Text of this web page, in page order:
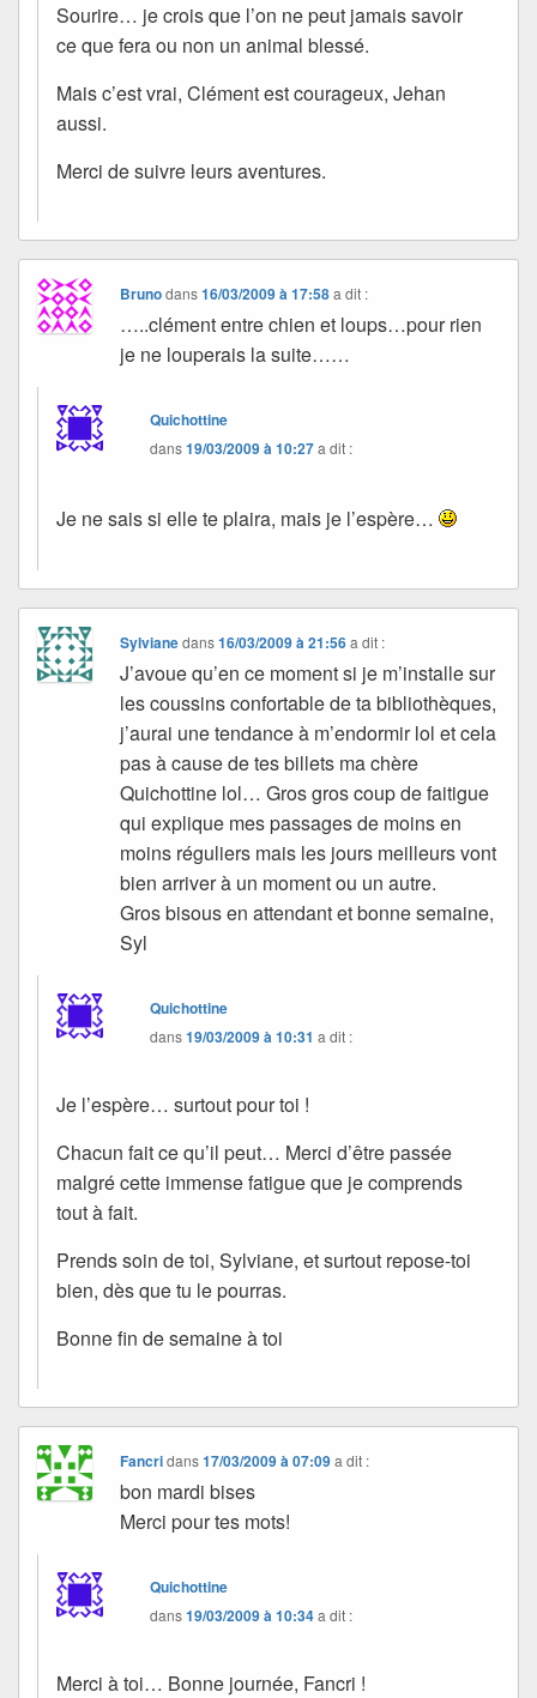
Sourire… je crois que l’on ne peut jamais savoir
ce que fera ou non un animal blessé.
Mais c’est vrai, Clément est courageux, Jehan
aussi.
Merci de suivre leurs aventures.
Brunodans16/03/2009 à 17:58 a dit :
…..clément entre chien et loups…pour rien
je ne louperais la suite……
Quichottine
dans19/03/2009 à 10:27a dit :
Je ne sais si elle te plaira, mais je l’espère…
Sylvianedans16/03/2009 à 21:56 a dit :
J’avoue qu’en ce moment si je m’installe sur
les coussins confortable de ta bibliothèques,
j’aurai une tendance à m’endormir lol et cela
pas à cause de tes billets ma chère
Quichottine lol… Gros gros coup de faitigue
qui explique mes passages de moins en
moins réguliers mais les jours meilleurs vont
bien arriver à un moment ou un autre.
Gros bisous en attendant et bonne semaine,
Syl
Quichottine
dans19/03/2009 à 10:31 a dit :
Je l’espère… surtout pour toi !
Chacun fait ce qu’il peut… Merci d’être passée
malgré cette immense fatigue que je comprends
tout à fait.
Prends soin de toi, Sylviane, et surtout repose-toi
bien, dès que tu le pourras.
Bonne fin de semaine à toi
Fancridans17/03/2009 à 07:09 a dit :
bon mardi bises
Merci pour tes mots!
Quichottine
dans19/03/2009 à 10:34a dit :
Merci à toi… Bonne journée, Fancri !